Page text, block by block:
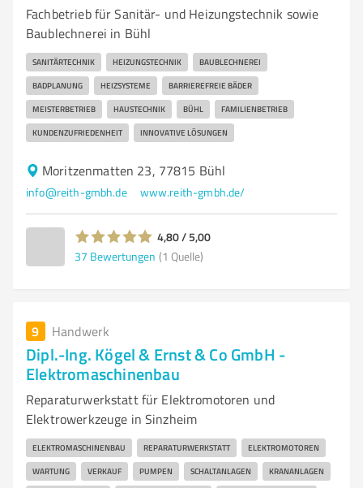
Fachbetrieb für Sanitär- und Heizungstechnik sowie
Baublechnerei in Bühl
SANITÄRTECHNIK HEIZUNGSTECHNIK BAUBLECHNEREI
BADPLANUNG HEIZSYSTEME BARRIEREFREIE BÄDER
MEISTERBETRIEB HAUSTECHNIK BÜHL FAMILIENBETRIEB
KUNDENZUFRIEDENHEIT INNOVATIVE LÖSUNGEN
Moritzenmatten 23, 77815 Bühl
info@reith-gmbh.de www.reith-gmbh.de/
4,80 / 5,00
37 Bewertungen (1 Quelle)
9 Handwerk
Dipl.-Ing. Kögel & Ernst & Co GmbH -
Elektromaschinenbau
Reparaturwerkstatt für Elektromotoren und
Elektrowerkzeuge in Sinzheim
ELEKTROMASCHINENBAU REPARATURWERKSTATT ELEKTROMOTOREN
WARTUNG VERKAUF PUMPEN SCHALTANLAGEN KRANANLAGEN